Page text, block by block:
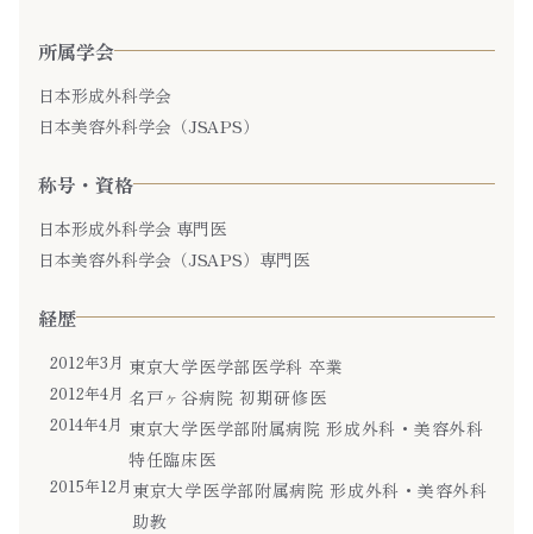
所属学会
日本形成外科学会
日本美容外科学会（JSAPS）
称号・資格
日本形成外科学会 専門医
日本美容外科学会（JSAPS）専門医
経歴
2012年3月 東京大学医学部医学科 卒業
2012年4月 名戸ヶ谷病院 初期研修医
2014年4月 東京大学医学部附属病院 形成外科・美容外科
特任臨床医
2015年12月東京大学医学部附属病院 形成外科・美容外科
助教